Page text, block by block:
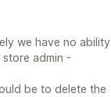
we have no ability
admin -
be to delete the